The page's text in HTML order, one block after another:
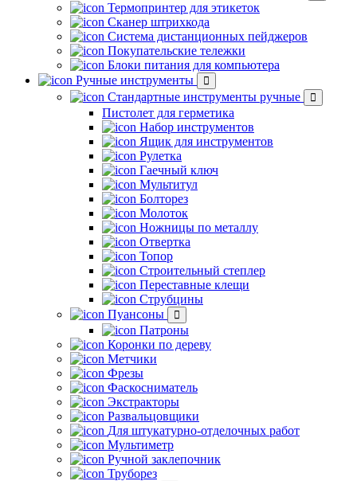
Термопринтер для этикеток
Сканер штрихкода
Система дистанционных пейджеров
Покупательские тележки
Блоки питания для компьютера
Ручные инструменты
Стандартные инструменты ручные
Пистолет для герметика
Набор инструментов
Ящик для инструментов
Рулетка
Гаечный ключ
Мультитул
Болторез
Молоток
Ножницы по металлу
Отвертка
Топор
Строительный степлер
Переставные клещи
Струбцины
Пуансоны
Патроны
Коронки по дереву
Метчики
Фрезы
Фаскосниматель
Экстракторы
Развальцовщики
Для штукатурно-отделочных работ
Мультиметр
Ручной заклепочник
Труборез